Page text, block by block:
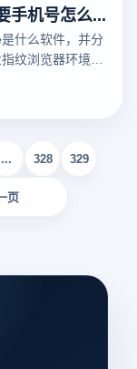
claude是什么软件？claude注册要手机号怎么办？
什么软件，并分
纹浏览器环境搭
... 328 329
页